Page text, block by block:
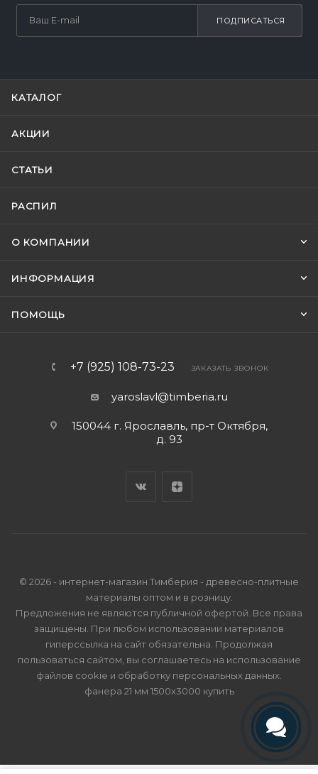
ПОДПИСАТЬСЯ
КАТАЛОГ
АКЦИИ
СТАТЬИ
РАСПИЛ
О КОМПАНИИ
ИНФОРМАЦИЯ
ПОМОЩЬ
+7 (925) 108-73-23 ЗАКАЗАТЬ ЗВОНОК
yaroslavl@timberia.ru
150044 г. Ярославль, пр-т Октября,
д. 93
© 2026 - интернет-магазин Тимберия - древесно-плитные
материалы оптом и в розницу.
Предложения не являются публичной офертой. Все права
защищены. При любом использовании материалов
гиперссылка на сайт обязательна. Продолжая
пользоваться сайтом, вы соглашаетесь на использование
файлов cookie и обработку персональных данных
фанера 21 мм 1500х3000 купить